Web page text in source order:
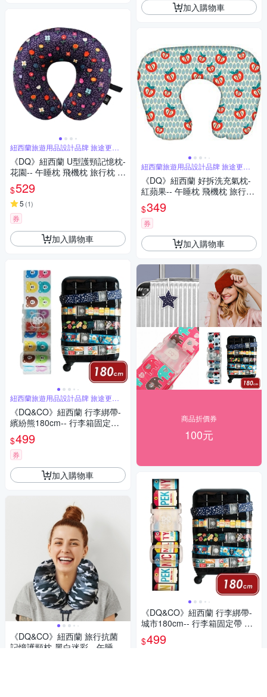
紐西蘭旅遊用品設計品牌 旅途更舒
適
《DQ》紐西蘭 U型護頸記憶枕-
花園-- 午睡枕 飛機枕 旅行枕 護
頸枕 U行枕
$529
5 (1)
券
加入購物車
紐西蘭旅遊用品設計品牌 旅途更舒
適
《DQ&CO》紐西蘭 行李綁帶-
繽紛熊180cm-- 行李箱固定帶
扣帶 束帶 綑綁帶 旅行箱帶 行
李束帶
$499
券
加入購物車
《DQ&CO》紐西蘭 旅行抗菌
記憶護頸枕-黑白迷彩-- 午睡枕
加入購物車
紐西蘭旅遊用品設計品牌 旅途更舒
適
《DQ》紐西蘭 好拆洗充氣枕-
紅蘋果-- 午睡枕 飛機枕 旅行枕
護頸枕 U行枕
$349
券
加入購物車
商品折價券
100元
《DQ&CO》紐西蘭 行李綁帶-
城市180cm-- 行李箱固定帶 扣
帶 束帶 綑綁帶 旅行箱帶 行李
束帶
$499